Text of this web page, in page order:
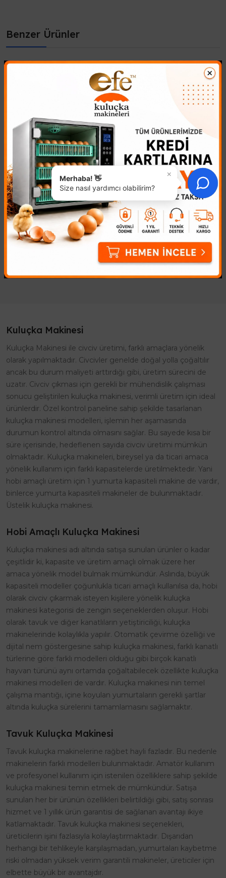
Benzer Ürünler
Bıldırcın Yumurtası
Viyolü
949,35₺
132 Kapasiteli Otomatik
Bıldırcın Yumurtası
ViyolüKuluçka süreçlerinde
başarı oranınızı artırmak için
Kuluçka Makinesi
Rezistansı
410,27₺
Kuluçka Makineniz İçin İdeal
Isıtma Çözümü: Yüksek
Performanslı Rezistanslar
Kuluçka makinenizin
performansını artırmak ve
Kuluçka Makinesi
Kuluçka Makinesi ile civciv üretimi, farklı amaçlara yönelik
olarak yapılmaktadır. Civcivler genelde doğal yolla çoğaltılır
ancak bu durum maliyeti arttırdığı gibi, üretim sürecini de
uzatır. Civciv çıkması için gerekli bir mühendislik çalışması
sonucu geliştirilen kuluçka makinesi, verimli üretim için ideal
ürünlerdir. Özel kontrol paneline sahip şekilde tasarlanan
kuluçka makinesi modelleri, işlemin her aşamasında
durumun kontrol altında olmasını sağlar. Bu sayede kısa bir
süre içerisinde, hedeflenen sayıda civciv üretimi mümkün
olmaktadır. Kuluçka makineleri, bireysel ya da ticari amaca
yönelik kullanım için farklı kapasitelerde üretilmektedir. Yani
hobi amaçlı üretim için 1 yumurta kapasiteli makine de vardır,
binlerce yumurta kapasiteli makineler de bulunmaktadır.
Üstelik kuluçka makinesi.
Hobi Amaçlı Kuluçka Makinesi
Kuluçka makinesi adı altında satışa sunulan ürünler o kadar
çeşitlidir ki, kapasite ve üretim amaçlı olmak üzere her
amaca yönelik model bulmak mümkündür. Aslında, büyük
kapasiteli modeller çoğunlukla ticari amaçlı kullanılsa da, hobi
olarak civciv çıkarmak isteyen kişilere yönelik kuluçka
makinesi kategorisi de zengin seçeneklerden oluşur. Hobi
olarak tavuk ve diğer kanatlıların yetiştiriciliği, kuluçka
makinelerinde kolaylıkla yapılır. Otomatik çevirme özelliği ve
dijital nem göstergesine sahip kuluçka makinesi, farklı kanatlı
türlerine göre farklı modelleri olduğu gibi birçok kanatlı
hayvan türünü aynı ortamda çoğaltabilecek özellikte kuluçka
makinesi modelleri de vardır. Kuluçka makinesi nin temel
çalışma mantığı, içine koyulan yumurtaların gerekli şartlar
altında kuluçka sürelerini tamamlamasını sağlamaktır.
Tavuk Kuluçka Makinesi
Tavuk kuluçka makinelerine rağbet hayli fazladır. Bu nedenle
makinelerin farklı modelleri bulunmaktadır. Amatör kullanım
ve profesyonel kullanım için istenilen özelliklere sahip şekilde
kuluçka makinesi temin etmek de mümkündür. Satışa
sunulan her bir ürünün özellikleri belirtildiği gibi, satış sonrası
hizmet ve 1 yıllık ürün garantisi de sağlanan avantajı ikiye
katlamaktadır. Tavuk kuluçka makinesi seçenekleri,
üreticilerin işini fazlasıyla kolaylaştırmaktadır. Dışarıdan
herhangi bir tehlikeyle karşılaşmadan, yumurtaları kaybetme
riski olmadan yüksek verim garantili makineler, üreticiler için
elbette büyük bir avantajdır.
×
Merhaba! 👋
Size nasıl yardımcı olabilirim?